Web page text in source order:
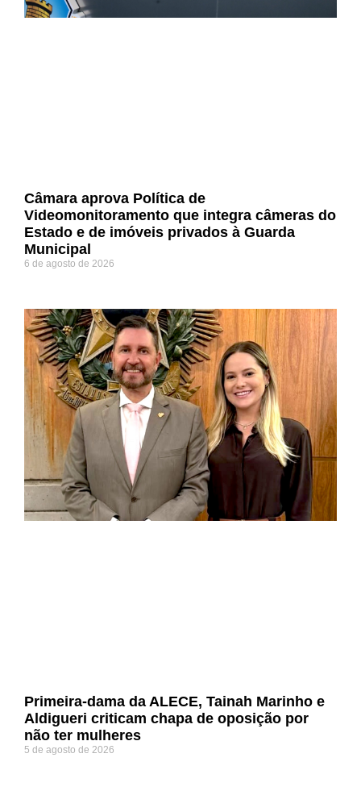
Câmara aprova Política de
Videomonitoramento que integra câmeras do
Estado e de imóveis privados à Guarda
Municipal
6 de agosto de 2026
Primeira-dama da ALECE, Tainah Marinho e
Aldigueri criticam chapa de oposição por
não ter mulheres
5 de agosto de 2026